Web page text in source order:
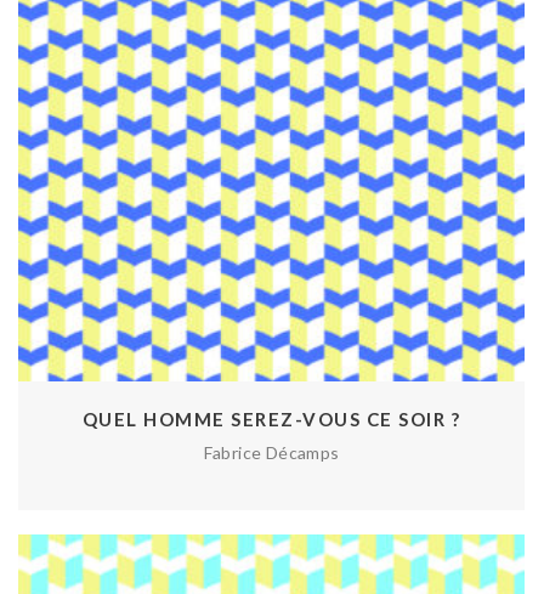
QUEL HOMME SEREZ-VOUS CE SOIR ?
Fabrice Décamps